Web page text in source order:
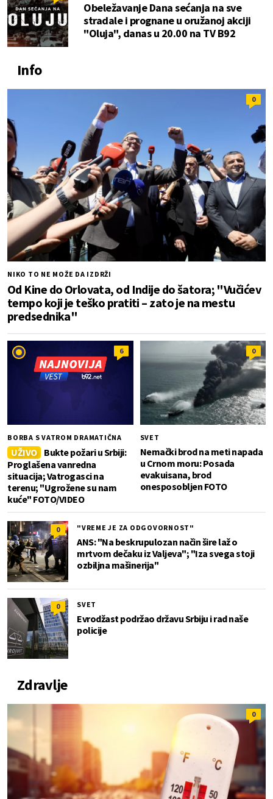
Obeležavanje Dana sećanja na sve
stradale i prognane u oružanoj akciji
"Oluja", danas u 20.00 na TV B92
Info
0
NIKO TO NE MOŽE DA IZDRŽI
Od Kine do Orlovata, od Indije do šatora; "Vučićev
tempo koji je teško pratiti – zato je na mestu
predsednika"
6
BORBA S VATROM DRAMATIČNA
UŽIVO
Bukte požari u Srbiji:
Proglašena vanredna
situacija; Vatrogasci na
terenu; "Ugrožene su nam
kuće" FOTO/VIDEO
0
SVET
Nemački brod na meti napada
u Crnom moru: Posada
evakuisana, brod
onesposobljen FOTO
0 "VREME JE ZA ODGOVORNOST"
ANS: "Na beskrupulozan način šire laž o
mrtvom dečaku iz Valjeva"; "Iza svega stoji
ozbiljna mašinerija"
0 SVET
Evrodžast podržao državu Srbiju i rad naše
policije
Zdravlje
0